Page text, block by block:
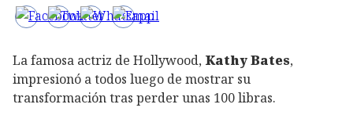
La famosa actriz de Hollywood, Kathy Bates,
impresionó a todos luego de mostrar su
transformación tras perder unas 100 libras.